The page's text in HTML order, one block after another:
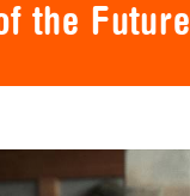
the Future